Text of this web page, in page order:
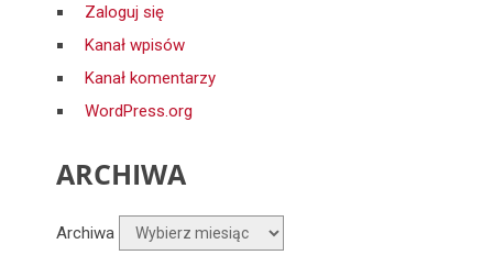
Zaloguj się
Kanał wpisów
Kanał komentarzy
WordPress.org
ARCHIWA
Archiwa